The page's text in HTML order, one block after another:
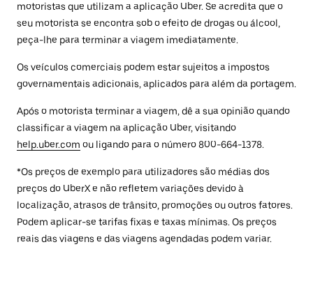
motoristas que utilizam a aplicação Uber. Se acredita que o
seu motorista se encontra sob o efeito de drogas ou álcool,
peça-lhe para terminar a viagem imediatamente.
Os veículos comerciais podem estar sujeitos a impostos
governamentais adicionais, aplicados para além da portagem.
Após o motorista terminar a viagem, dê a sua opinião quando
classificar a viagem na aplicação Uber, visitando
help.uber.com ou ligando para o número 800-664-1378.
*Os preços de exemplo para utilizadores são médias dos
preços do UberX e não refletem variações devido à
localização, atrasos de trânsito, promoções ou outros fatores.
Podem aplicar-se tarifas fixas e taxas mínimas. Os preços
reais das viagens e das viagens agendadas podem variar.